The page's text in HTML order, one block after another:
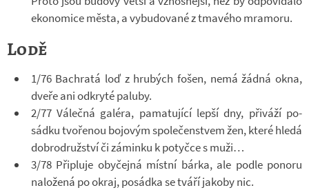
eko­no­mice města, a vy­bu­do­vané z tma­vého mra­moru.
Lodě
1/76 Bachratá loď z hrubých fošen, nemá žádná okna,
dveře ani od­kryté pa­luby.
2/77 Vá­lečná ga­léra, pa­ma­tu­jící lepší dny, při­váží po­
sádku tvo­ře­nou bo­jo­vým spo­le­čen­stvem žen, které hledá
dob­ro­druž­ství či zá­minku k po­tyčce s muži…
3/78 Při­pluje oby­čejná místní bárka, ale podle po­noru
na­lo­žená po okraj, po­sádka se tváří ja­koby nic.